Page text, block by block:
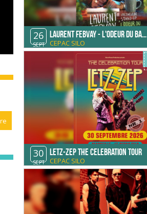
26
SEPT
Laurent Febvay - L'odeur du ba...
CEPAC SILO
30
SEPT
Letz-Zep The Celebration Tour
CEPAC SILO